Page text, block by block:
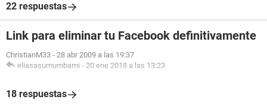
22 respuestas
Link para eliminar tu Facebook definitivamente
ChristianM33 - 28 abr 2009 a las 19:37
eliasasumumbami - 20 ene 2018 a las 13:23
18 respuestas